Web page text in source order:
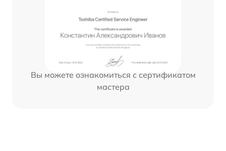
Вы можете ознакомиться с сертификатом
мастера